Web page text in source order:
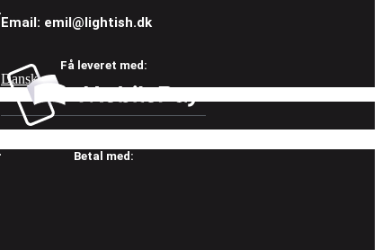
Email: emil@lightish.dk
Dansk
Betal med:
Få leveret med: